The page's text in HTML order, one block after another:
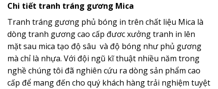
Chi tiết tranh tráng gương Mica
Tranh tráng gương phủ bóng in trên chất liệu Mica là
dòng tranh gương cao cấp đươc xưởng tranh in lên
mặt sau mica tạo độ sâu và độ bóng như phủ gương
mà chỉ là nhựa. Với đội ngũ kĩ thuật nhiều năm trong
nghề chúng tôi đã nghiên cứu ra dòng sản phẩm cao
cấp để mang đến cho quý khách hàng trải nghiệm tuyệt